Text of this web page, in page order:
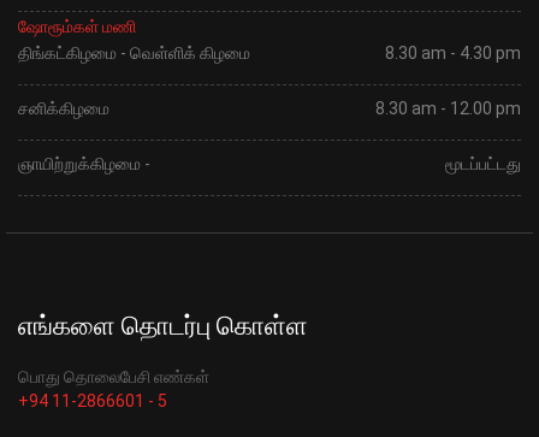
ஷோரூம்கள் மணி
திங்கட்கிழமை - வெள்ளிக் கிழமை
8.30 am - 4.30 pm
சனிக்கிழமை 8.30 am - 12.00 pm
ஞாயிற்றுக்கிழமை - மூடப்பட்டது
எங்களை தொடர்பு கொள்ள
பொது தொலைபேசி எண்கள்
+94 11-2866601 - 5